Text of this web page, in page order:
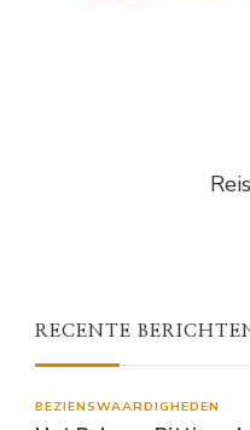
RECENTE
BEZIENSWAARDIGHEDEN